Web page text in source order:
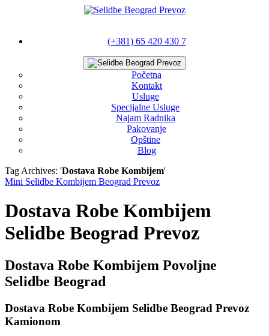
(+381) 65 420 430 7
Početna
Kontakt
Usluge
Specijalne Usluge
Najam Radnika
Pakovanje
Opštine
Blog
Tag Archives: 'Dostava Robe Kombijem'
Mini Selidbe Kombijem Beograd Prevoz
Dostava Robe Kombijem
Selidbe Beograd Prevoz
Dostava Robe Kombijem Povoljne
Selidbe Beograd
Dostava Robe Kombijem Selidbe Beograd Prevoz
Kamionom